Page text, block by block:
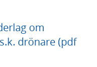
om
drönare (pdf